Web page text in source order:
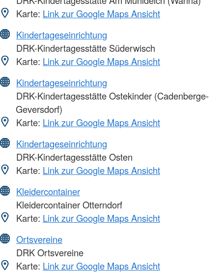
Karte: Link zur Google Maps Ansicht
Kindertageseinrichtung
DRK-Kindertagesstätte Süderwisch
Karte: Link zur Google Maps Ansicht
Kindertageseinrichtung
DRK-Kindertagesstätte Ostekinder (Cadenberge-
Geversdorf)
Karte: Link zur Google Maps Ansicht
Kindertageseinrichtung
DRK-Kindertagesstätte Osten
Karte: Link zur Google Maps Ansicht
Kleidercontainer
Kleidercontainer Otterndorf
Karte: Link zur Google Maps Ansicht
Ortsvereine
DRK Ortsvereine
Karte: Link zur Google Maps Ansicht